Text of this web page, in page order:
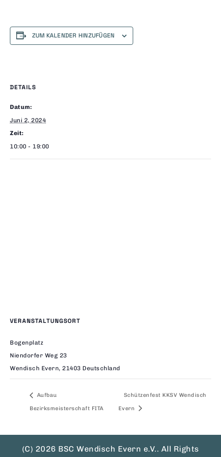
ZUM KALENDER HINZUFÜGEN
DETAILS
Datum:
Juni 2, 2024
Zeit:
10:00 - 19:00
VERANSTALTUNGSORT
Bogenplatz
Niendorfer Weg 23
Wendisch Evern, 21403 Deutschland
Aufbau
Bezirksmeisterschaft FITA
Schützenfest KKSV Wendisch
Evern
(C) 2026 BSC Wendisch Evern e.V.. All Rights